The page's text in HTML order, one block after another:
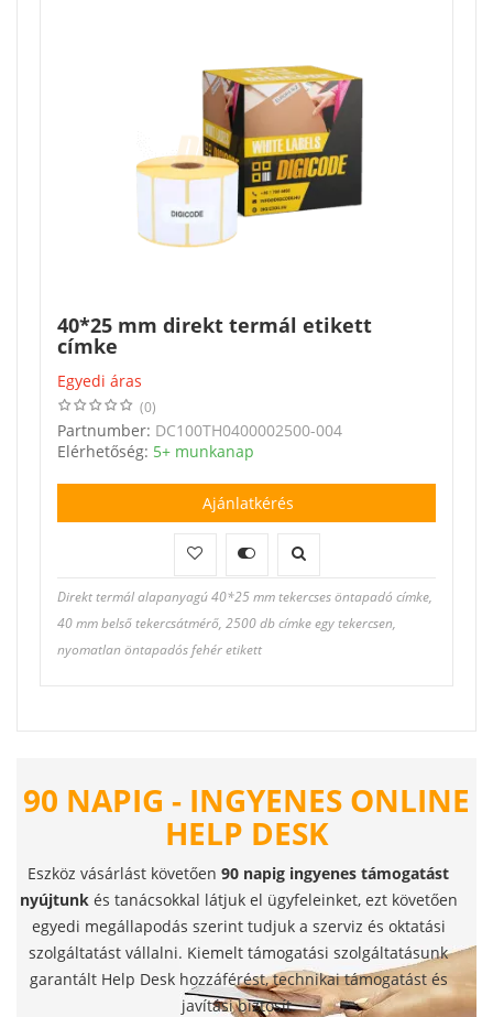
40*25 mm direkt termál etikett
címke
Egyedi áras
(0)
Partnumber: DC100TH0400002500-004
Elérhetőség: 5+ munkanap
Ajánlatkérés
Direkt termál alapanyagú 40*25 mm tekercses öntapadó címke,
40 mm belső tekercsátmérő, 2500 db címke egy tekercsen,
nyomatlan öntapadós fehér etikett
90 NAPIG - INGYENES ONLINE
HELP DESK
Eszköz vásárlást követően 90 napig ingyenes támogatást
nyújtunkés tanácsokkal látjuk el ügyfeleinket, ezt követően
egyedi megállapodás szerint tudjuk a szerviz és oktatási
szolgáltatást vállalni. Kiemelt támogatási szolgáltatásunk
garantált Help Desk hozzáférést, technikai támogatást és
javítási biztosít.